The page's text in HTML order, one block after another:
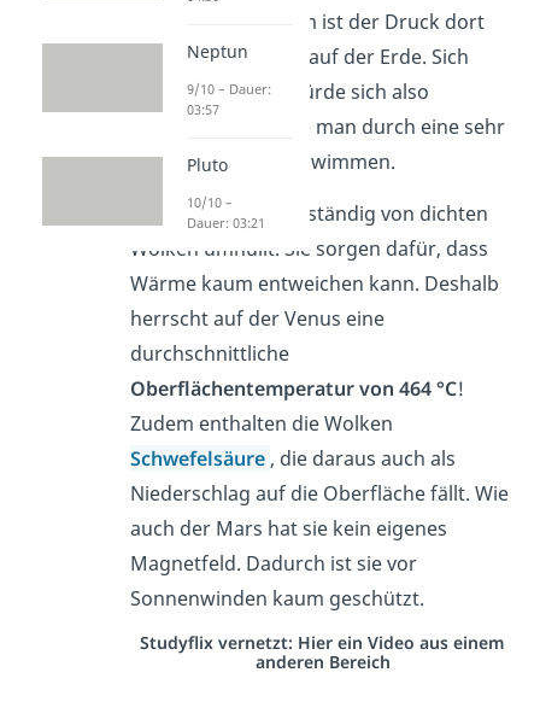
geeignet. Außerdem ist der Druck dort
90-mal so groß wie auf der Erde. Sich
zu bewegen würde sich also
anfühlen, als würde man durch eine sehr
zähe Flüssigkeit schwimmen.
Dazu ist der Planet ständig von dichten
Wolken umhüllt. Sie sorgen dafür, dass
Wärme kaum entweichen kann. Deshalb
herrscht auf der Venus eine
durchschnittliche
Oberflächentemperatur von 464 °C!
Zudem enthalten die Wolken
Schwefelsäure , die daraus auch als
Niederschlag auf die Oberfläche fällt. Wie
auch der Mars hat sie kein eigenes
Magnetfeld. Dadurch ist sie vor
Sonnenwinden kaum geschützt.
Studyflix vernetzt: Hier ein Video aus einem
anderen Bereich
Neptun
9/10 – Dauer:
03:57
Pluto
10/10 –
Dauer: 03:21